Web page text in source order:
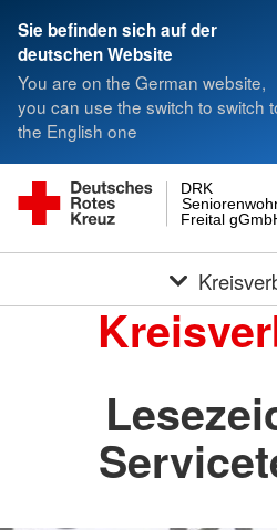
Sie befinden sich auf der
deutschen Website
You are on the German website,
you can use the switch to switch
the English one
Freital
DRK